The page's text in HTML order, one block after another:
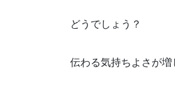
どうでしょう？
伝わる気持ちよさが